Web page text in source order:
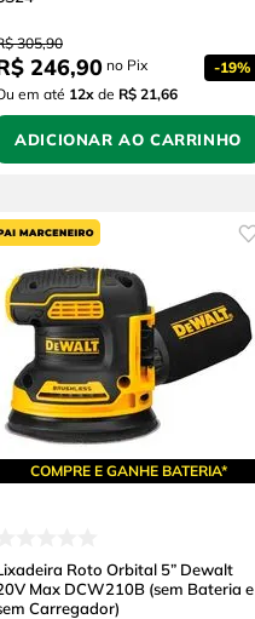
305,90
246,90 no Pix -19%
em até 12x de R$ 21,66
ADICIONAR AO CARRINHO
COMPRE E GANHE BATERIA*
Roto Orbital 5” Dewalt
Max DCW210B (sem Bateria e
Carregador)